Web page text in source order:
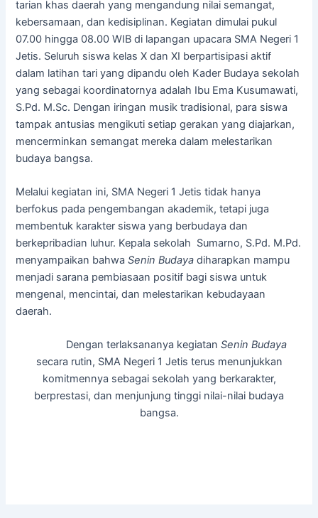
tarian khas daerah yang mengandung nilai semangat,
kebersamaan, dan kedisiplinan. Kegiatan dimulai pukul
07.00 hingga 08.00 WIB di lapangan upacara SMA Negeri 1
Jetis. Seluruh siswa kelas X dan XI berpartisipasi aktif
dalam latihan tari yang dipandu oleh Kader Budaya sekolah
yang sebagai koordinatornya adalah Ibu Ema Kusumawati,
S.Pd. M.Sc. Dengan iringan musik tradisional, para siswa
tampak antusias mengikuti setiap gerakan yang diajarkan,
mencerminkan semangat mereka dalam melestarikan
budaya bangsa.
Melalui kegiatan ini, SMA Negeri 1 Jetis tidak hanya
berfokus pada pengembangan akademik, tetapi juga
membentuk karakter siswa yang berbudaya dan
berkepribadian luhur. Kepala sekolah Sumarno, S.Pd. M.Pd.
menyampaikan bahwaSenin Budaya diharapkan mampu
menjadi sarana pembiasaan positif bagi siswa untuk
mengenal, mencintai, dan melestarikan kebudayaan
daerah.
Dengan terlaksananya kegiatan Senin Budaya
secara rutin, SMA Negeri 1 Jetis terus menunjukkan
komitmennya sebagai sekolah yang berkarakter,
berprestasi, dan menjunjung tinggi nilai-nilai budaya
bangsa.